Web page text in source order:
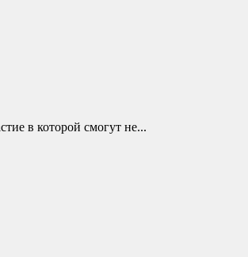
в которой смогут не...